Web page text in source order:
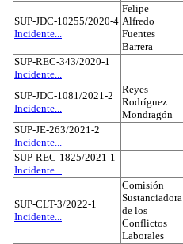
SUP-JDC-10255/2020-4
Incidente...
Felipe
Alfredo
Fuentes
Barrera
SUP-REC-343/2020-1
Incidente...
SUP-JDC-1081/2021-2
Incidente...
Reyes
Rodríguez
Mondragón
SUP-JE-263/2021-2
Incidente...
SUP-REC-1825/2021-1
Incidente...
SUP-CLT-3/2022-1
Incidente...
Comisión
Sustanciadora
de los
Conflictos
Laborales